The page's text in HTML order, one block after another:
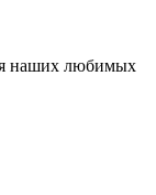
наших любимых